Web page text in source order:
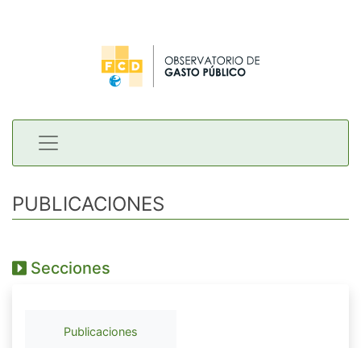
PUBLICACIONES
Secciones
Publicaciones